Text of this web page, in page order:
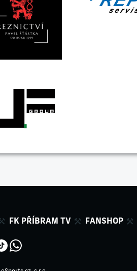
FK PŘÍBRAM TV FANSHOP